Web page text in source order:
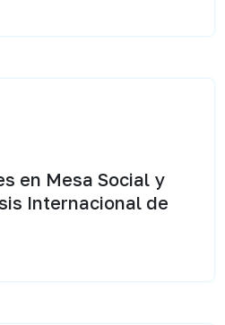
en Mesa Social y
Internacional de